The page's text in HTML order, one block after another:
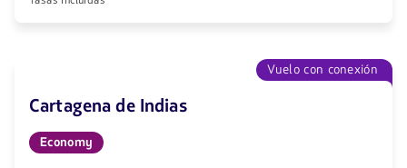
Vuelo con conexión
Cartagena de Indias
Economy